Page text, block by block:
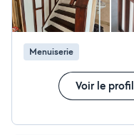
Menuiserie
Voir le profil